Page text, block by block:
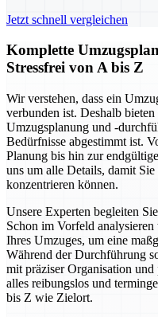
Jetzt schnell vergleichen
Komplette
Stressfrei von A bis Z
Wir verstehen, dass ein
verbunden ist. Deshalb
Umzugsplanung und -
Bedürfnisse abgestimmt ist.
Planung bis hin zur
uns um alle Details, damit
konzentrieren können.
Unsere Experten begleiten
Schon im Vorfeld
Ihres Umzuges, um eine
Während der Durchführung
mit präziser Organisation
alles reibungslos und
bis Z wie Zielort.